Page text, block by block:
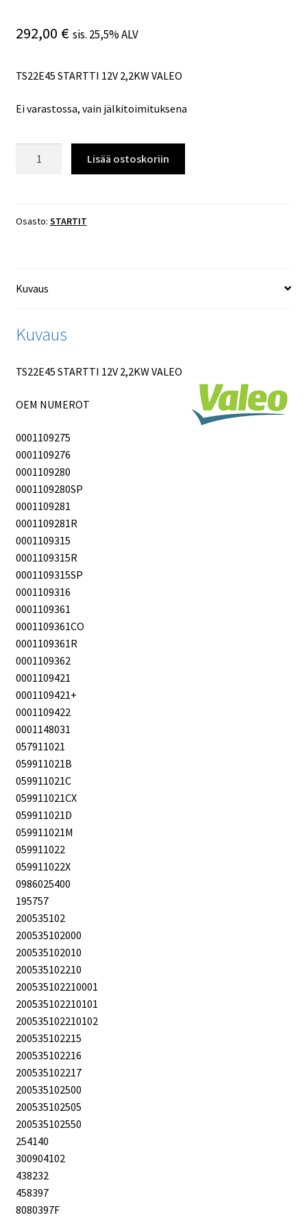
292,00 € sis. 25,5% ALV
TS22E45 STARTTI 12V 2,2KW VALEO
Ei varastossa, vain jälkitoimituksena
VALEO
Lisää ostoskoriin
Osasto: STARTIT
Kuvaus
Kuvaus
TS22E45 STARTTI 12V 2,2KW VALEO
OEM NUMEROT
0001109275
0001109276
0001109280
0001109280SP
0001109281
0001109281R
0001109315
0001109315R
0001109315SP
0001109316
0001109361
0001109361CO
0001109361R
0001109362
0001109421
0001109421+
0001109422
0001148031
057911021
059911021B
059911021C
059911021CX
059911021D
059911021M
059911022
059911022X
0986025400
195757
200535102
200535102000
200535102010
200535102210
200535102210001
200535102210101
200535102210102
200535102215
200535102216
200535102217
200535102500
200535102505
200535102550
254140
300904102
438232
458397
8080397F